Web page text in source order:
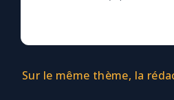
Sur le même thème, la